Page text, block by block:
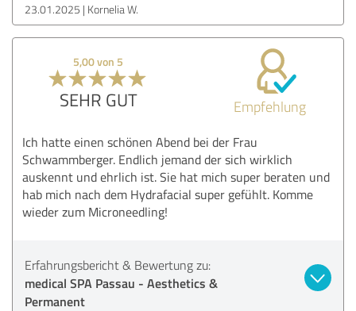
23.01.2025 Kornelia W.
5,00 von 5
SEHR GUT Empfehlung
Ich hatte einen schönen Abend bei der Frau
Schwammberger. Endlich jemand der sich wirklich
auskennt und ehrlich ist. Sie hat mich super beraten und
hab mich nach dem Hydrafacial super gefühlt. Komme
wieder zum Microneedling!
Erfahrungsbericht & Bewertung zu:
medical SPA Passau - Aesthetics &
Permanent